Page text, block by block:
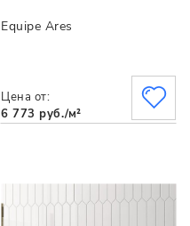
Equipe Ares
Цена от:
6 773 руб./м²